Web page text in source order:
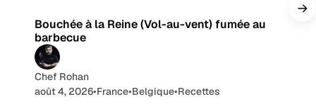
m
Bouchée à la Reine (Vol-au-vent) fumée au
barbecue
Chef Rohan
août 4, 2026•France•Belgique•Recettes